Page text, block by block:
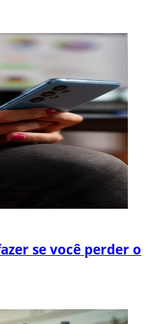
se você perder o